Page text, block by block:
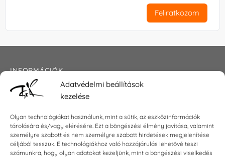
Adatvédelmi beállítások
kezelése
Olyan technológiákat használunk, mint a sütik, az eszközinformációk
tárolására és/vagy elérésére. Ezt a böngészési élmény javítása, valamint
személyre szabott és nem személyre szabott hirdetések megjelenítése
céljából tesszük. E technológiákhoz való hozzájárulás lehetővé teszi
számunkra, hogy olyan adatokat kezeljünk, mint a böngészési viselkedés
Feliratkozom
INFORMÁCIÓK
Általános szerződési feltételek
Impresszum
KAPCSOLAT